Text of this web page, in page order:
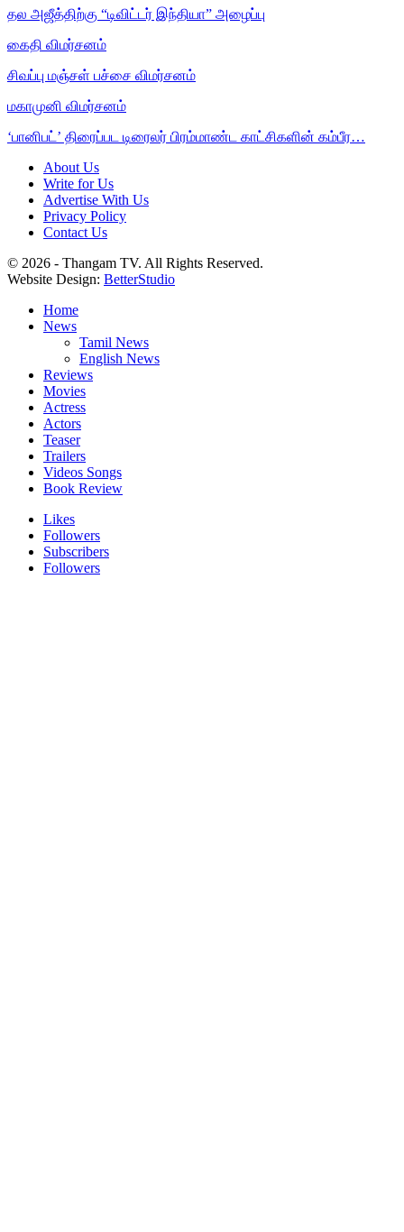
தல அஜீத்திற்கு “டிவிட்டர் இந்தியா” அழைப்பு
கைதி விமர்சனம்
சிவப்பு மஞ்சள் பச்சை விமர்சனம்
மகாமுனி விமர்சனம்
‘பானிபட்’ திரைப்பட டிரைலர் பிரம்மாண்ட காட்சிகளின் கம்பீர…
About Us
Write for Us
Advertise With Us
Privacy Policy
Contact Us
© 2026 - Thangam TV. All Rights Reserved.
Website Design: BetterStudio
Home
News
Tamil News
English News
Reviews
Movies
Actress
Actors
Teaser
Trailers
Videos Songs
Book Review
Likes
Followers
Subscribers
Followers